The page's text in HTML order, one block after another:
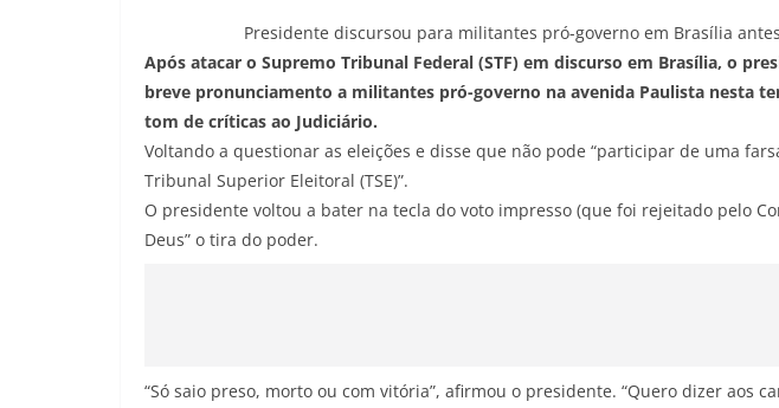
Presidente discursou para militantes pró-governo em Brasília
Após atacar o Supremo Tribunal Federal (STF) em discurso em Brasília, o
breve pronunciamento a militantes pró-governo na avenida Paulista nesta
tom de críticas ao Judiciário.
Voltando a questionar as eleições e disse que não pode “participar de uma
Tribunal Superior Eleitoral (TSE)”.
O presidente voltou a bater na tecla do voto impresso (que foi rejeitado pelo
Deus” o tira do poder.
“Só saio preso, morto ou com vitória”, afirmou o presidente. “Quero dizer aos